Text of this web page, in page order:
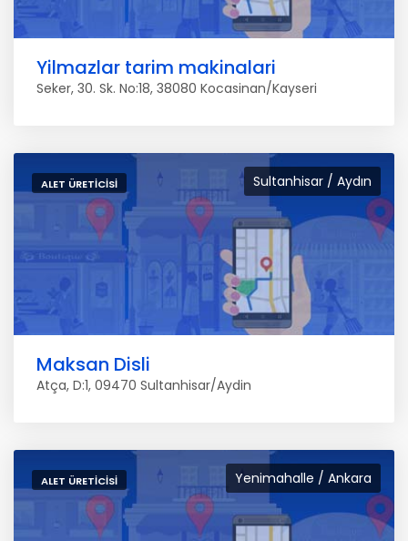
Yilmazlar tarim makinalari
Seker, 30. Sk. No:18, 38080 Kocasinan/Kayseri
Sultanhisar / Aydın
ALET ÜRETICISI
Maksan Disli
Atça, D:1, 09470 Sultanhisar/Aydin
Yenimahalle / Ankara
ALET ÜRETICISI